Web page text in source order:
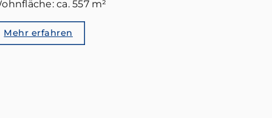
ca. 557 m²
Mehr erfahren